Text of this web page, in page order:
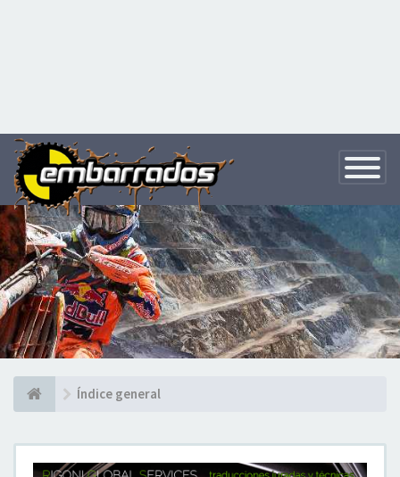
Toggle
Índice general